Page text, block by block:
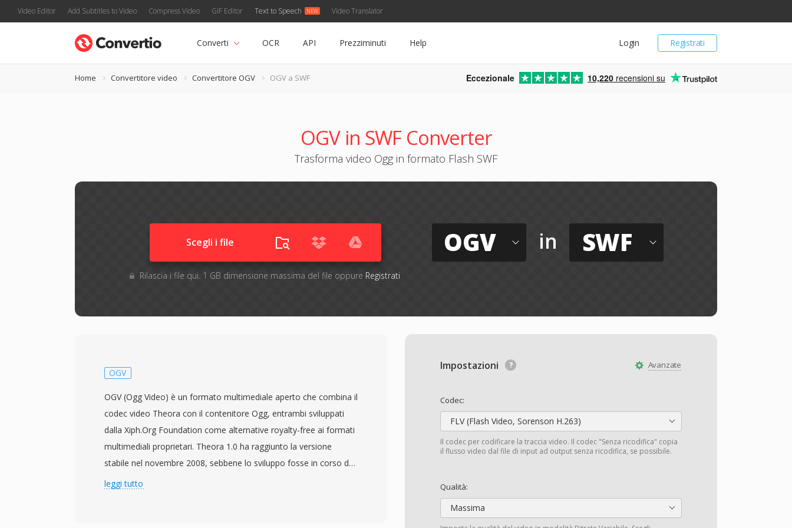
Video Editor Add Subtitles to Video Compress Video GIF Editor Text to Speech Video Translator
Registrati
Login
Converti OCR API Prezziminuti Help
Home Convertitore video Convertitore OGV OGV a SWF Eccezionale 10,220 recensioni su
OGV in SWF Converter
Trasforma video Ogg in formato Flash SWF
Scegli i file
Rilascia i file qui. 1 GB dimensione massima del file oppure Registrati
OGV in SWF
Avanzate
Impostazioni
Codec:
FLV (Flash Video, Sorenson H.263)
Il codec per codificare la traccia video. Il codec "Senza ricodifica" copia
il flusso video dal file di input ad output senza ricodifica, se possibile.
Qualità:
Massima
OGV
OGV (Ogg Video) è un formato multimediale aperto che combina il
codec video Theora con il contenitore Ogg, entrambi sviluppati
dalla Xiph.Org Foundation come alternative royalty-free ai formati
multimediali proprietari. Theora 1.0 ha raggiunto la versione
stabile nel novembre 2008, sebbene lo sviluppo fosse in corso dal
2002 basandosi sul codec VP3 donato da On2 Technologies.
leggi tutto